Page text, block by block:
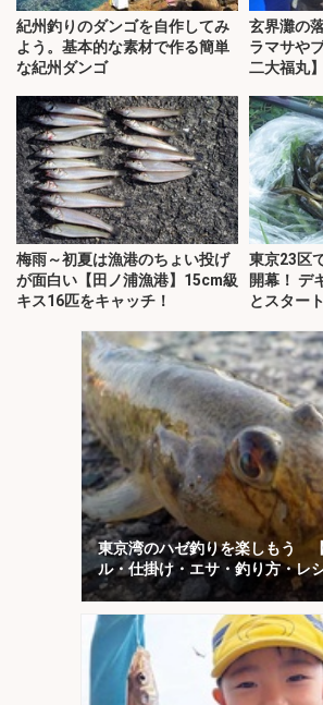
紀州釣りのダンゴを自作してみ
よう。基本的な素材で作る簡単
な紀州ダンゴ
玄界灘の
ラマサや
二大福丸】
梅雨～初夏は漁港のちょい投げ
が面白い【田ノ浦漁港】15cm級
キス16匹をキャッチ！
東京23区
開幕！ デ
とスター
東京湾のハゼ釣りを楽しもう
ル・仕掛け・エサ・釣り方・レ
説】